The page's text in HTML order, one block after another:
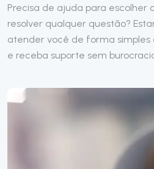
Precisa de ajuda para escolher
resolver qualquer questão?
atender você de forma simples
e receba suporte sem